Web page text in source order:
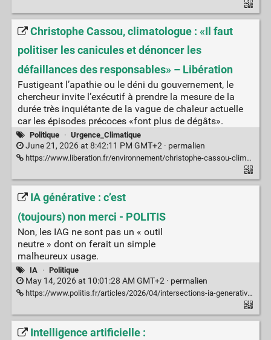
Christophe Cassou, climatologue : «Il faut
politiser les canicules et dénoncer les
défaillances des responsables» – Libération
Fustigeant l’apathie ou le déni du gouvernement, le
chercheur invite l’exécutif à prendre la mesure de la
durée très inquiétante de la vague de chaleur actuelle
car les épisodes précoces «font plus de dégâts».
Politique · Urgence_Climatique
June 21, 2026 at 8:42:11 PM GMT+2 · permalien
https://www.liberation.fr/environnement/christophe-cassou-climatologue-il-faut-politiser-les-canicules-et-denoncer-les-defaillances-des-responsables-20260621_5GZQ2ITUEJBVNHY3HEM3SACLFM/
IA générative : c’est
(toujours) non merci - POLITIS
Non, les IAG ne sont pas un « outil
neutre » dont on ferait un simple
malheureux usage.
IA · Politique
May 14, 2026 at 10:01:28 AM GMT+2 · permalien
https://www.politis.fr/articles/2026/04/intersections-ia-generative-cest-toujours-non-merci/
Intelligence artificielle :